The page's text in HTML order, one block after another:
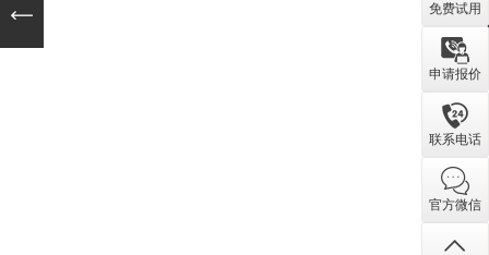
免费试用
申请报价
联系电话
官方微信